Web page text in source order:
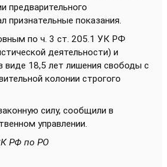
предварительного
признательные показания.
по ч. 3 ст. 205.1 УК РФ
деятельности) и
виде 18,5 лет лишения свободы с
колонии строгого
силу, сообщили в
управлении.
РФ по РО